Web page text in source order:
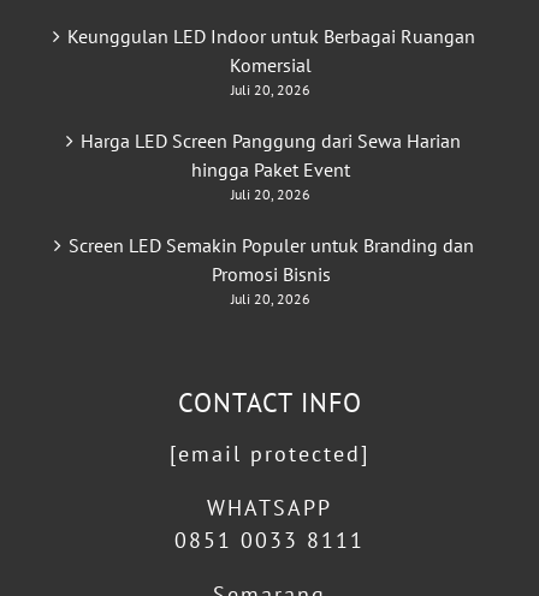
Keunggulan LED Indoor untuk Berbagai Ruangan
Komersial
Juli 20, 2026
Harga LED Screen Panggung dari Sewa Harian
hingga Paket Event
Juli 20, 2026
Screen LED Semakin Populer untuk Branding dan
Promosi Bisnis
Juli 20, 2026
CONTACT INFO
[email protected]
WHATSAPP
0851 0033 8111